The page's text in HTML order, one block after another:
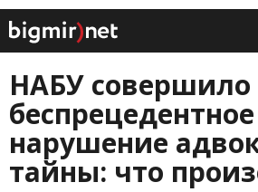
НАБУ совершило
беспрецедентное
нарушение
тайны: что